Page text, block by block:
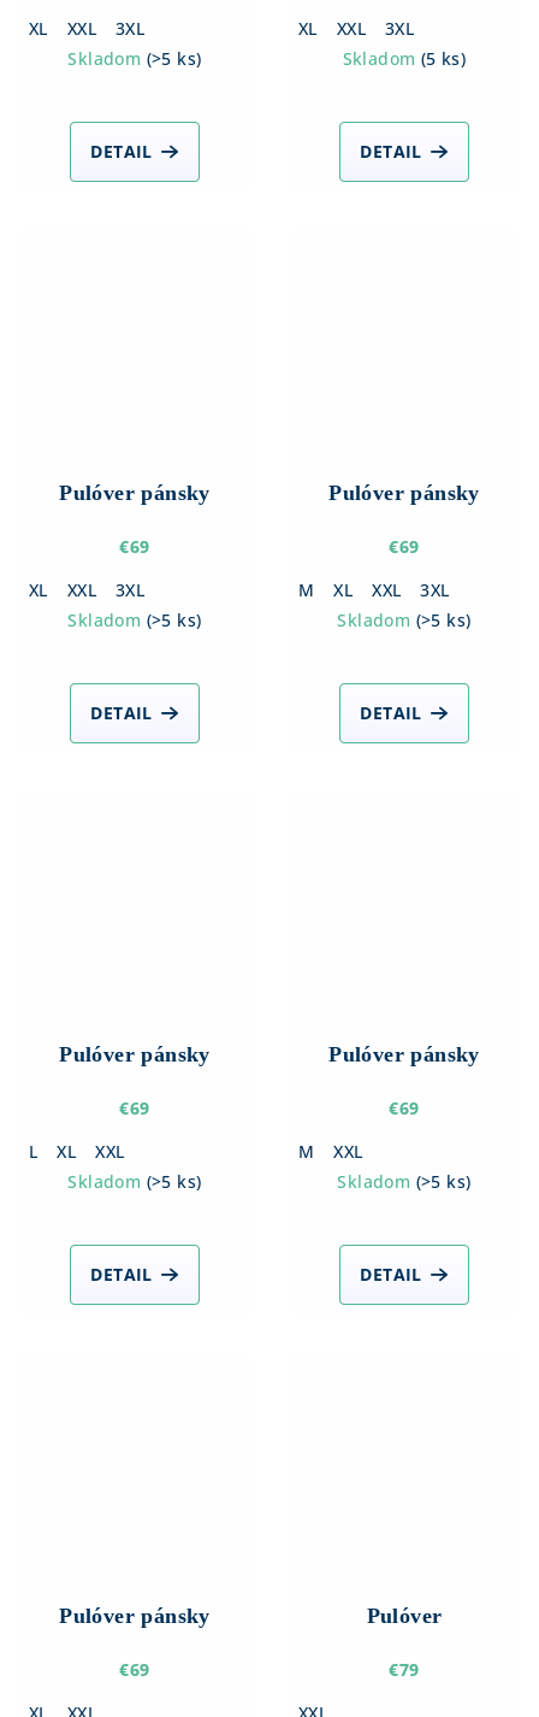
XL
XXL
3XL
Skladom (>5 ks)
DETAIL
XL
XXL
3XL
Skladom (5 ks)
DETAIL
Pulóver pánsky
€69
XL
XXL
3XL
Skladom (>5 ks)
DETAIL
Pulóver pánsky
€69
M
XL XXL
3XL
Skladom (>5 ks)
DETAIL
Pulóver pánsky
€69
L
XL
XXL
Skladom (>5 ks)
DETAIL
Pulóver pánsky
€69
M
XXL
Skladom (>5 ks)
DETAIL
Pulóver pánsky
€69
Pulóver
€79